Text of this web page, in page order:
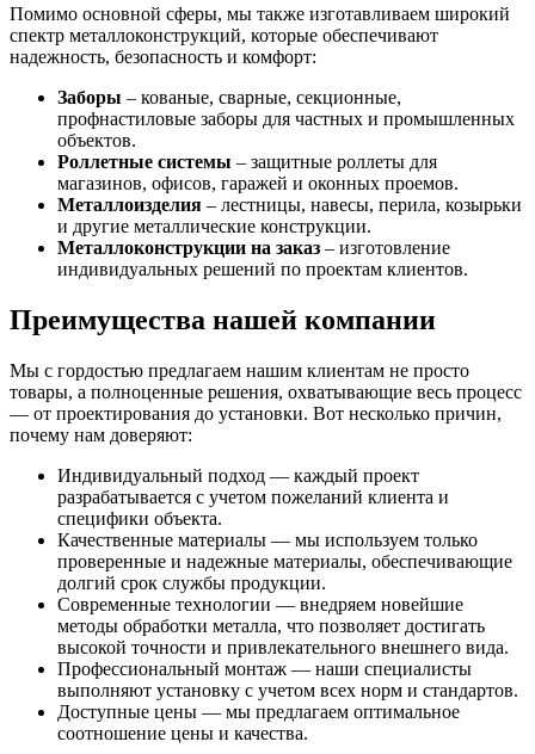
Помимо основной сферы, мы также изготавливаем широкий
спектр металлоконструкций, которые обеспечивают
надежность, безопасность и комфорт:
Заборы – кованые, сварные, секционные,
профнастиловые заборы для частных и промышленных
объектов.
Роллетные системы – защитные роллеты для
магазинов, офисов, гаражей и оконных проемов.
Металлоизделия – лестницы, навесы, перила, козырьки
и другие металлические конструкции.
Металлоконструкции на заказ – изготовление
индивидуальных решений по проектам клиентов.
Преимущества нашей компании
Мы с гордостью предлагаем нашим клиентам не просто
товары, а полноценные решения, охватывающие весь процесс
— от проектирования до установки. Вот несколько причин,
почему нам доверяют:
Индивидуальный подход — каждый проект
разрабатывается с учетом пожеланий клиента и
специфики объекта.
Качественные материалы — мы используем только
проверенные и надежные материалы, обеспечивающие
долгий срок службы продукции.
Современные технологии — внедряем новейшие
методы обработки металла, что позволяет достигать
высокой точности и привлекательного внешнего вида.
Профессиональный монтаж — наши специалисты
выполняют установку с учетом всех норм и стандартов.
Доступные цены — мы предлагаем оптимальное
соотношение цены и качества.